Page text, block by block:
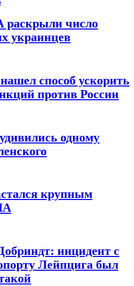
число
украинцев
способ ускорить
против России
одному
крупным
инцидент с
Лейпцига был